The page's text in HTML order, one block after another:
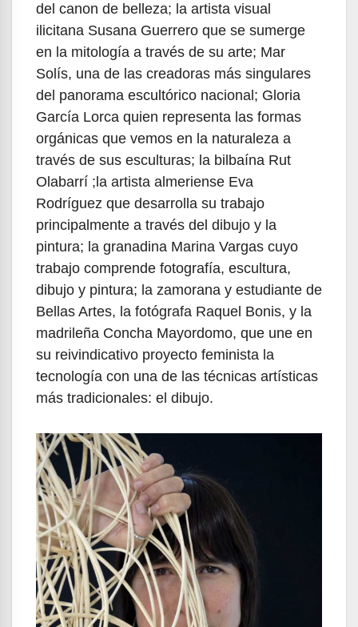
del canon de belleza; la artista visual
ilicitana Susana Guerrero que se sumerge
en la mitología a través de su arte; Mar
Solís, una de las creadoras más singulares
del panorama escultórico nacional; Gloria
García Lorca quien representa las formas
orgánicas que vemos en la naturaleza a
través de sus esculturas; la bilbaína Rut
Olabarrí ;la artista almeriense Eva
Rodríguez que desarrolla su trabajo
principalmente a través del dibujo y la
pintura; la granadina Marina Vargas cuyo
trabajo comprende fotografía, escultura,
dibujo y pintura; la zamorana y estudiante de
Bellas Artes, la fotógrafa Raquel Bonis, y la
madrileña Concha Mayordomo, que une en
su reivindicativo proyecto feminista la
tecnología con una de las técnicas artísticas
más tradicionales: el dibujo.